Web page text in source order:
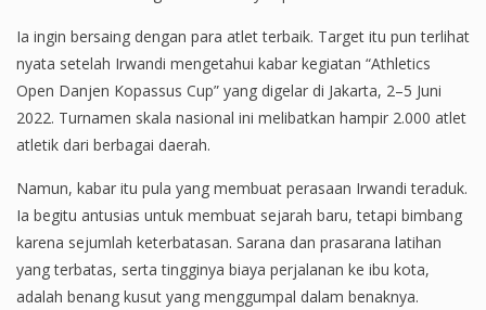
Ia ingin bersaing dengan para atlet terbaik. Target itu pun terlihat
nyata setelah Irwandi mengetahui kabar kegiatan “Athletics
Open Danjen Kopassus Cup” yang digelar di Jakarta, 2–5 Juni
2022. Turnamen skala nasional ini melibatkan hampir 2.000 atlet
atletik dari berbagai daerah.
Namun, kabar itu pula yang membuat perasaan Irwandi teraduk.
Ia begitu antusias untuk membuat sejarah baru, tetapi bimbang
karena sejumlah keterbatasan. Sarana dan prasarana latihan
yang terbatas, serta tingginya biaya perjalanan ke ibu kota,
adalah benang kusut yang menggumpal dalam benaknya.